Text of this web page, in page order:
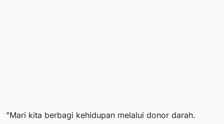
"Mari kita berbagi kehidupan melalui donor darah.